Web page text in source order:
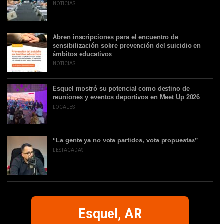
NOTICIAS
Abren inscripciones para el encuentro de
sensibilización sobre prevención del suicidio en
ámbitos educativos
NOTICIAS
Esquel mostró su potencial como destino de
reuniones y eventos deportivos en Meet Up 2026
LOCALES
“La gente ya no vota partidos, vota propuestas”
DESTACADAS
Esquel, AR